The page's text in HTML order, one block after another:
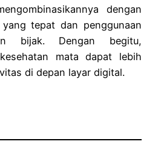
dengan
tepat dan penggunaan
bijak. Dengan begitu,
mata dapat lebih
di depan layar digital.